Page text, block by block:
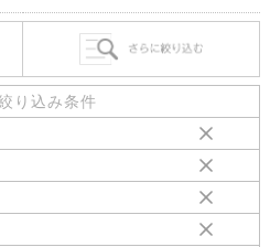
り込み条件